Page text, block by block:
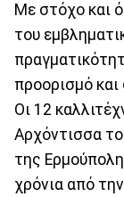
Με στόχο και
του
προορισμό
Οι 12
Αρχόντισσα
της
χρόνια από